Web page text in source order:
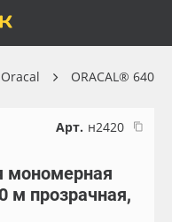
ORACAL® 640
Арт. н2420
мономерная
м прозрачная,